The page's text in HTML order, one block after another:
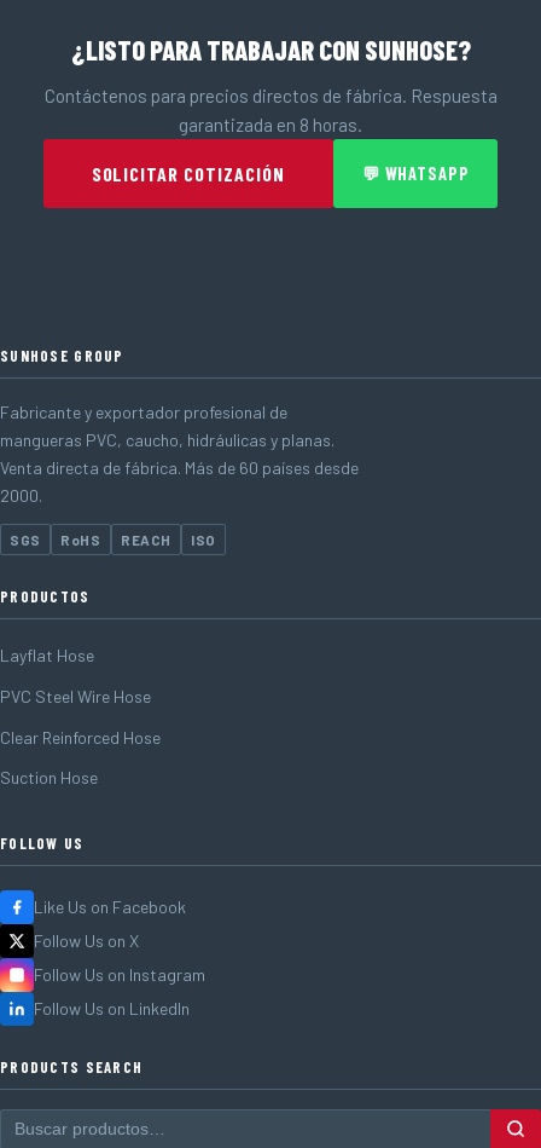
¿LISTO PARA TRABAJAR CON SUNHOSE?
Contáctenos para precios directos de fábrica. Respuesta
garantizada en 8 horas.
SOLICITAR COTIZACIÓN 💬 WHATSAPP
SUNHOSE GROUP
Fabricante y exportador profesional de
mangueras PVC, caucho, hidráulicas y planas.
Venta directa de fábrica. Más de 60 países desde
2000.
SGS RoHS REACH ISO
PRODUCTOS
Layflat Hose
PVC Steel Wire Hose
Clear Reinforced Hose
Suction Hose
FOLLOW US
Like Us on Facebook
Follow Us on X
Follow Us on Instagram
Follow Us on LinkedIn
PRODUCTS SEARCH